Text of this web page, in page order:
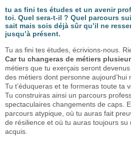
tu as fini tes études et un avenir
toi. Quel sera-t-il ? Quel parcours
sait mais sois déjà sûr qu’il ne
jusqu’à présent.
Tu as fini tes études, écrivions-nous.
Car tu changeras de métiers
métiers que tu exerçais seront
des métiers dont personne aujourd’hui
Tu t’éduqueras et te formeras toute ta
Tu construiras ainsi un parcours
spectaculaires changements de caps.
parcours atypique, où tu auras fait
de résilience et où tu auras toujours
acquis.